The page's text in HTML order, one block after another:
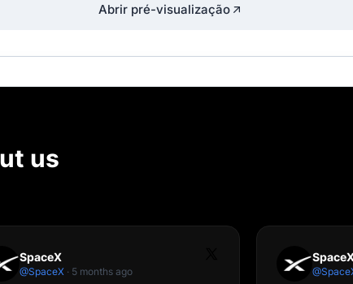
Abrir pré-visualização